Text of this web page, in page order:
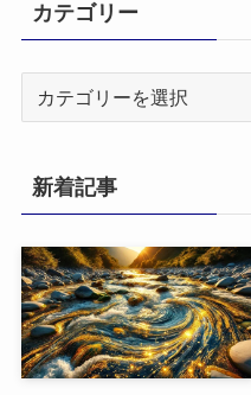
カテゴリー
リ
ー
新着記事